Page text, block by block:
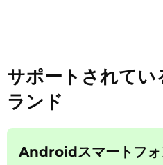
サポートされて
ランド
Androidスマートフォ